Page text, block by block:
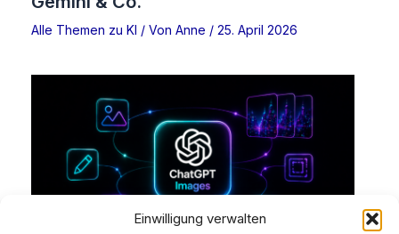
Einwilligung verwalten
Alle Themen zu KI / Von Anne / 25. April 2026